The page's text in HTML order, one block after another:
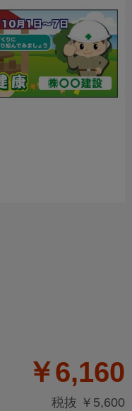
￥6,160
税抜 ￥5,600